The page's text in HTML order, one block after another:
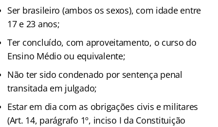
Ser brasileiro (ambos os sexos), com idade entre
17 e 23 anos;
Ter concluído, com aproveitamento, o curso do
Ensino Médio ou equivalente;
Não ter sido condenado por sentença penal
transitada em julgado;
Estar em dia com as obrigações civis e militares
(Art. 14, parágrafo 1º, inciso I da Constituição